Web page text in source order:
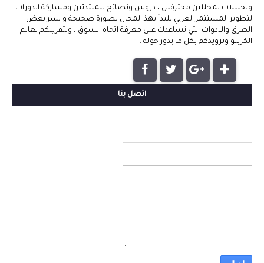
وتحليلات لمحللين محترفين ، دروس ونصائح للمبتدئين ومشاركة الدورات
لتطوير المستثمر العربي للبدأ بهذ المجال بصورة صحيحة و نشر بعض
الطرق والادوات التي تساعدك على معرفة اتجاه السوق ، ولتقريبكم لعالم
الكربتو وتزويدكم بكل ما يدور حوله .
اتصل بنا